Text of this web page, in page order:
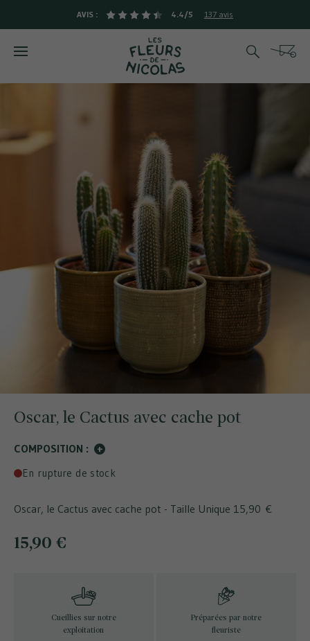
AVIS : 4.4/5 137 avis
Rechercher
Cart
Oscar, le Cactus avec cache pot
COMPOSITION : +
En rupture de stock
Oscar, le Cactus avec cache pot - Taille Unique 15,90 €
15,90 €
Cueillies sur notre
exploitation
Préparées par notre
fleuriste